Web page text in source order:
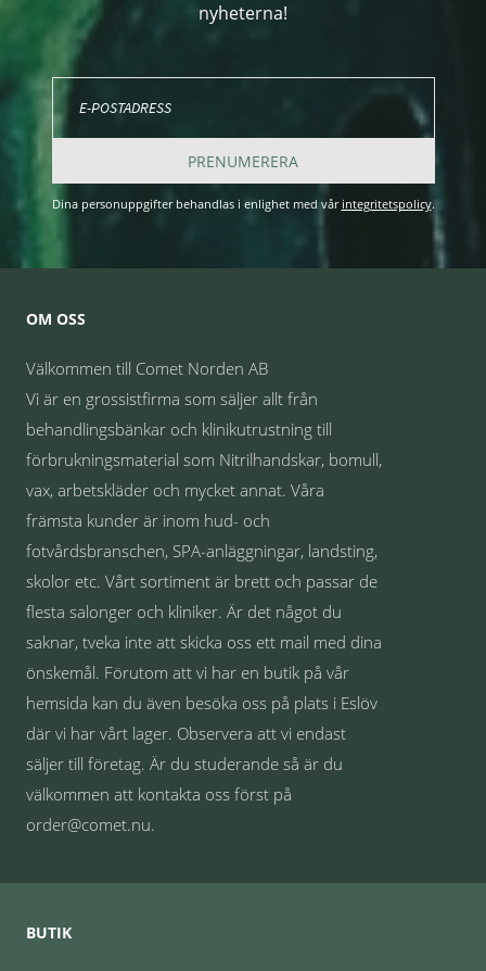
nyheterna!
PRENUMERERA
Dina personuppgifter behandlas i enlighet med vår integritetspolicy.
OM OSS
Välkommen till Comet Norden AB
Vi är en grossistfirma som säljer allt från
behandlingsbänkar och klinikutrustning till
förbrukningsmaterial som Nitrilhandskar, bomull,
vax, arbetskläder och mycket annat. Våra
främsta kunder är inom hud- och
fotvårdsbranschen, SPA-anläggningar, landsting,
skolor etc. Vårt sortiment är brett och passar de
flesta salonger och kliniker. Är det något du
saknar, tveka inte att skicka oss ett mail med dina
önskemål. Förutom att vi har en butik på vår
hemsida kan du även besöka oss på plats i Eslöv
där vi har vårt lager. Observera att vi endast
säljer till företag. Är du studerande så är du
välkommen att kontakta oss först på
order@comet.nu.
BUTIK